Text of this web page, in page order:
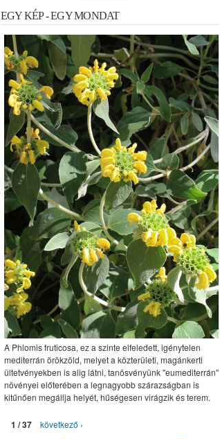
EGY KÉP - EGY MONDAT
A Phlomis fruticosa, ez a szinte elfeledett, igénytelen
mediterrán örökzöld, melyet a közterületi, magánkerti
ültetvényekben is alig látni, tanösvényünk "eumediterrán"
növényei előterében a legnagyobb szárazságban is
kitűnően megállja helyét, hűségesen virágzik és terem.
1 / 37 következő ›